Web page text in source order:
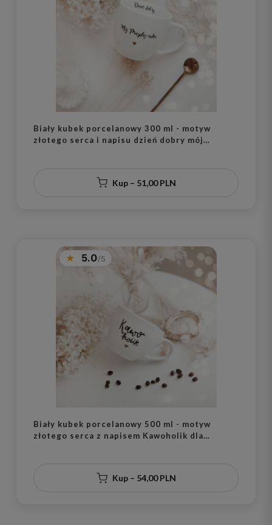
Biały kubek porcelanowy 300 ml - motyw
złotego serca i napisu dzień dobry mój
Kup – 51,00 PLN
5.0
Biały kubek porcelanowy 500 ml - motyw
złotego serca z napisem Kawoholik dla
Kup – 54,00 PLN